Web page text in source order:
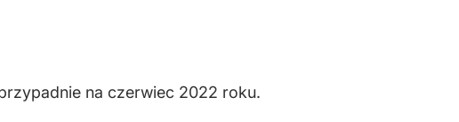
na czerwiec 2022 roku.